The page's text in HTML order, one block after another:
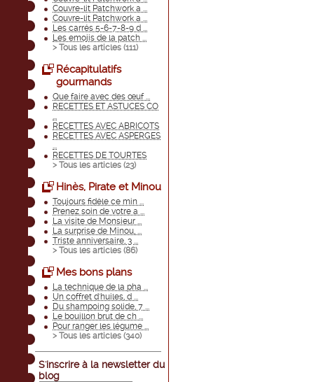
Couvre-lit Patchwork a ...
Couvre-lit Patchwork a ...
Les carrés 5-6-7-8-9 d ...
Les emojis de la patch ...
> Tous les articles (111)
Récapitulatifs
gourmands
Que faire avec des œuf ...
RECETTES ET ASTUCES CO
...
RECETTES AVEC ABRICOTS
RECETTES AVEC ASPERGES
...
RECETTES DE TOURTES
> Tous les articles (23)
Hinès, Pirate et Minou
Toujours fidèle ce min ...
Prenez soin de votre a ...
La visite de Monsieur ...
La surprise de Minou, ...
Triste anniversaire, 3 ...
> Tous les articles (86)
Mes bons plans
La technique de la pha ...
Un coffret d'huiles, d ...
Du shampoing solide, 7 ...
Le bouillon brut de ch ...
Pour ranger les légume ...
> Tous les articles (340)
S'inscrire à la newsletter du
blog